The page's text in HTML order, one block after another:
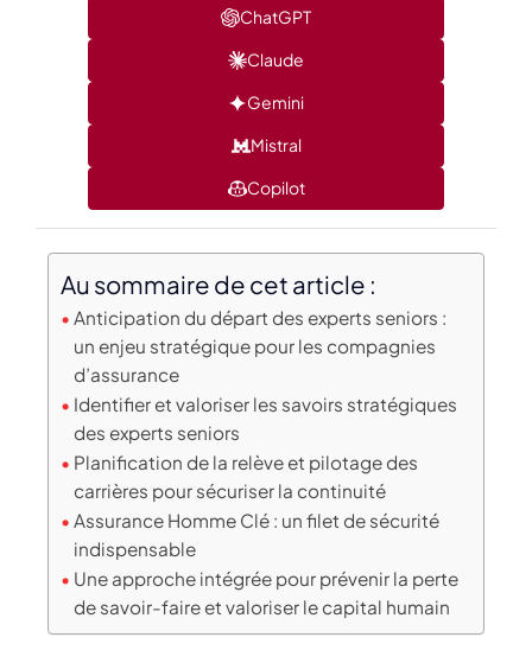
ChatGPT
Claude
Gemini
Mistral
Copilot
Au sommaire de cet article :
Anticipation du départ des experts seniors :
un enjeu stratégique pour les compagnies
d’assurance
Identifier et valoriser les savoirs stratégiques
des experts seniors
Planification de la relève et pilotage des
carrières pour sécuriser la continuité
Assurance Homme Clé : un filet de sécurité
indispensable
Une approche intégrée pour prévenir la perte
de savoir-faire et valoriser le capital humain